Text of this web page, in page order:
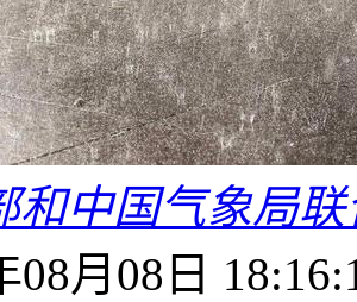
和中国气象局
08月08日